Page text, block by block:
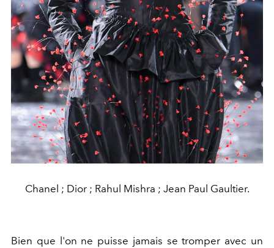
Chanel ; Dior ; Rahul Mishra ; Jean Paul Gaultier.
Bien que l'on ne puisse jamais se tromper avec un